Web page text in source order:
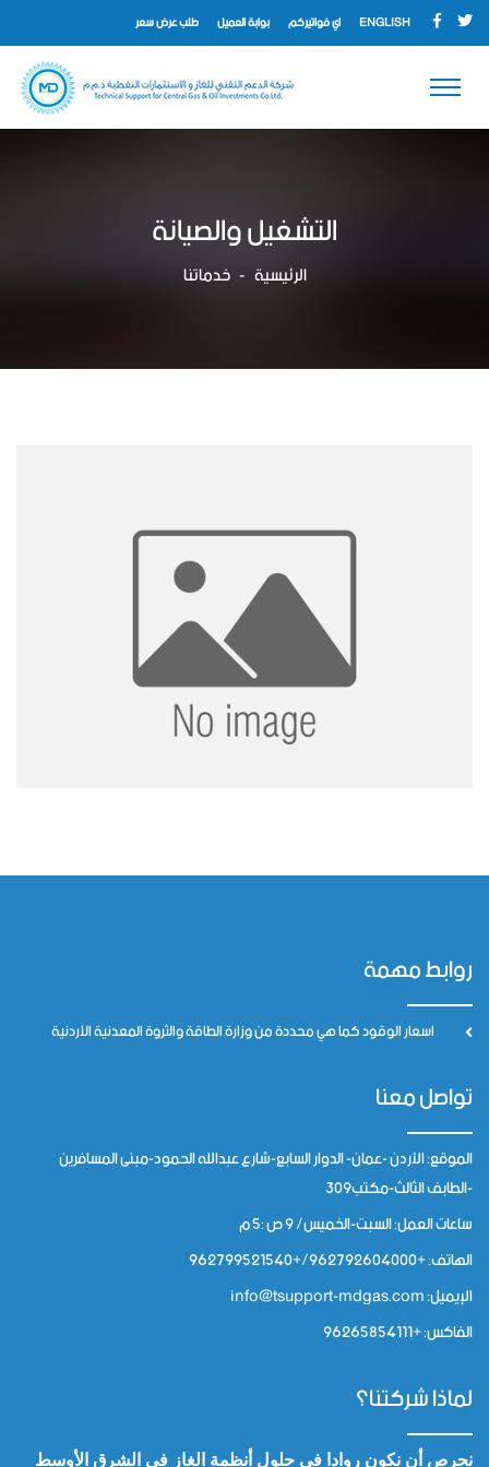
طلب عرض سعر بوابة العميل اي فواتيركم ENGLISH
التشغيل والصيانة
خدماتنا الرئيسية
روابط مهمة
اسعار الوقود كما هي محددة من وزارة الطاقة والثروة المعدنية الأردنية
تواصل معنا
الموقع: الأردن -عمان- الدوار السابع-شارع عبدالله الحمود-مبنى المسافرين
-الطابف الثالث-مكتب309
ساعات العمل: السبت-الخميس/ 9 ص :5 م
الهاتف: +962792604000/+962799521540
الإيميل: info@tsupport-mdgas.com
الفاكس: +96265854111
لماذا شركتنا؟
نحرص أن نكون روادا في حلول أنظمة الغاز في الشرق الأوسط